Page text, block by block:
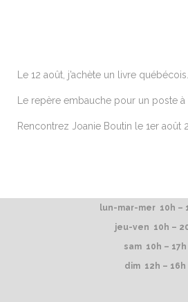
Le 12 août, j’achète un livre
Le repère embauche pour un poste à
Rencontrez Joanie Boutin le 1er août
lun-mar-mer 10h –
jeu-ven 10h –
sam 10h – 17h
dim 12h – 16h